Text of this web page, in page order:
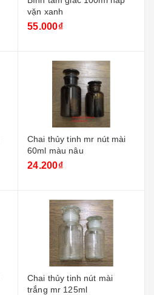
vặn xanh
55.000₫
Chai thủy tinh mr nút mài
60ml màu nâu
24.200₫
Chai thủy tinh nút mài
trắng mr 125ml